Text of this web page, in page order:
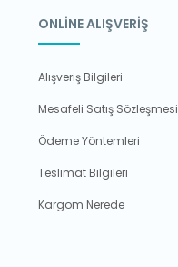
ONLİNE ALIŞVERİŞ
Alışveriş Bilgileri
Mesafeli Satış Sözleşmesi
Ödeme Yöntemleri
Teslimat Bilgileri
Kargom Nerede